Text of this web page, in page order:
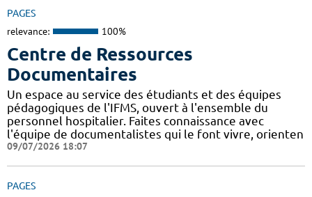
PAGES
relevance: 100%
Centre de Ressources
Documentaires
Un espace au service des étudiants et des équipes
pédagogiques de l'IFMS, ouvert à l'ensemble du
personnel hospitalier. Faites connaissance avec
l'équipe de documentalistes qui le font vivre, orienten
09/07/2026 18:07
PAGES